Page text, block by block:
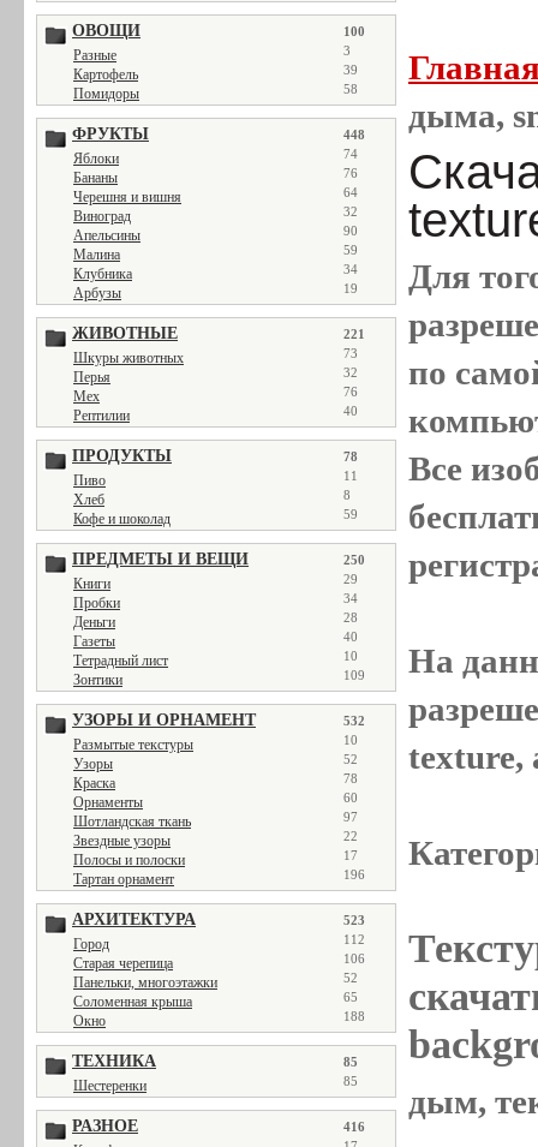
ОВОЩИ 100
Разные 3
Картофель 39
Помидоры 58
ФРУКТЫ 448
Яблоки 74
Бананы 76
Черешня и вишня 64
Виноград 32
Апельсины 90
Малина 59
Клубника 34
Арбузы 19
ЖИВОТНЫЕ 221
Шкуры животных 73
Перья 32
Мех 76
Рептилии 40
ПРОДУКТЫ 78
Пиво 11
Хлеб 8
Кофе и шоколад 59
ПРЕДМЕТЫ И ВЕЩИ 250
Книги 29
Пробки 34
Деньги 28
Газеты 40
Тетрадный лист 10
Зонтики 109
УЗОРЫ И ОРНАМЕНТ 532
Размытые текстуры 10
Узоры 52
Краска 78
Орнаменты 60
Шотландская ткань 97
Звездные узоры 22
Полосы и полоски 17
Тартан орнамент 196
АРХИТЕКТУРА 523
Город 112
Старая черепица 106
Панельки, многоэтажки 52
Соломенная крыша 65
Окно 188
ТЕХНИКА 85
Шестеренки 85
РАЗНОЕ 416
дыма,
Для
по
Все
На
texture,
дым,